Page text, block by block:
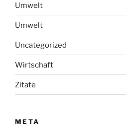
Umwelt
Umwelt
Uncategorized
Wirtschaft
Zitate
META